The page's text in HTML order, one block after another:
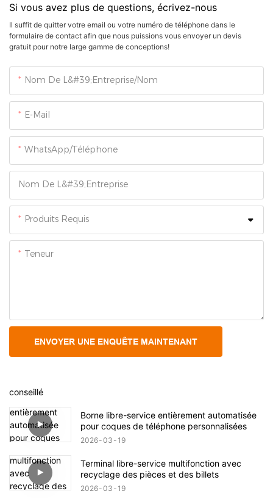
Si vous avez plus de questions, écrivez-nous
Il suffit de quitter votre email ou votre numéro de téléphone dans le
formulaire de contact afin que nous puissions vous envoyer un devis
gratuit pour notre large gamme de conceptions!
Nom De L&#39;entreprise/Nom
E-Mail
WhatsApp/Téléphone
Nom De L&#39;entreprise
Produits Requis
Teneur
ENVOYER UNE ENQUÊTE MAINTENANT
conseillé
Borne libre-service entièrement automatisée
pour coques de téléphone personnalisées
2026 03 19
Terminal libre-service multifonction avec
recyclage des pièces et des billets
2026 03 19